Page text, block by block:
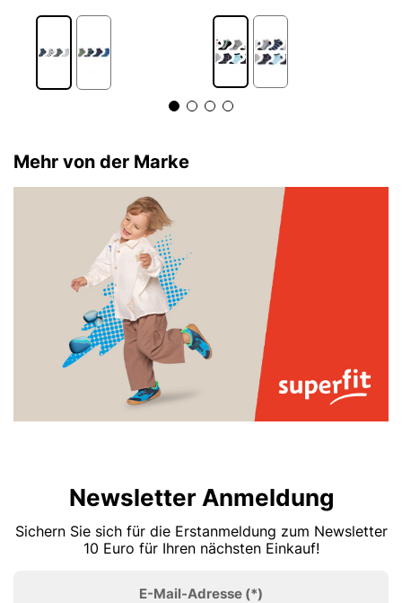
Mehr von der Marke
Newsletter Anmeldung
Sichern Sie sich für die Erstanmeldung zum Newsletter
10 Euro für Ihren nächsten Einkauf!
E-Mail-Adresse (*)